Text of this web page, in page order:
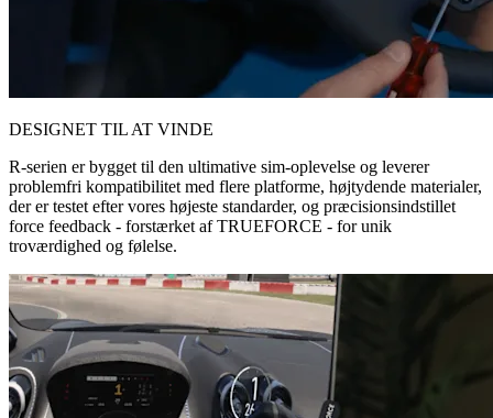
DESIGNET TIL AT VINDE
R-serien er bygget til den ultimative sim-oplevelse og leverer
problemfri kompatibilitet med flere platforme, højtydende materialer,
der er testet efter vores højeste standarder, og præcisionsindstillet
force feedback - forstærket af TRUEFORCE - for unik
troværdighed og følelse.